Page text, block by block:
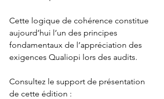
Cette logique de cohérence constitue
aujourd’hui l’un des principes
fondamentaux de l’appréciation des
exigences Qualiopi lors des audits.
Consultez le support de présentation
de cette édition :